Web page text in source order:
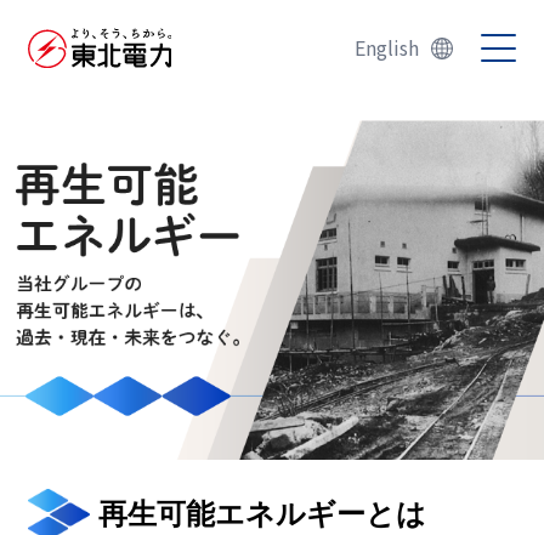
English
再生可能エネルギーとは